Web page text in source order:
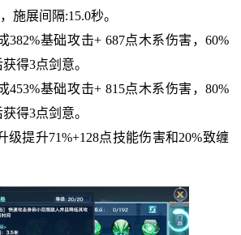
施展间隔:15.0秒。
382%基础攻击+ 687点木系伤害，60%
得3点剑意。
453%基础攻击+ 815点木系伤害，80%
得3点剑意。
级提升71%+128点技能伤害和20%致缠